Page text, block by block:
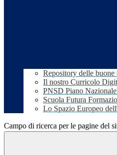
Repository delle buone
Il nostro Curricolo
PNSD Piano
Scuola Futura
Lo Spazio Europeo
Campo di ricerca per le pagine del